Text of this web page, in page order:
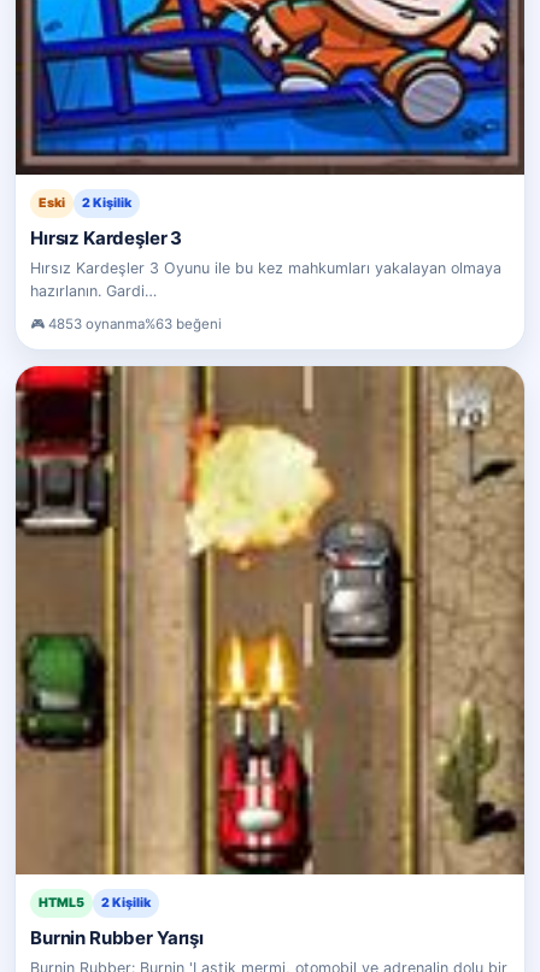
Eski 2 Kişilik
Hırsız Kardeşler 3
Hırsız Kardeşler 3 Oyunu ile bu kez mahkumları yakalayan olmaya
hazırlanın. Gardi…
4853 oynanma%63 beğeni
HTML5 2 Kişilik
Burnin Rubber Yarışı
Burnin Rubber: Burnin 'Lastik mermi, otomobil ve adrenalin dolu bir